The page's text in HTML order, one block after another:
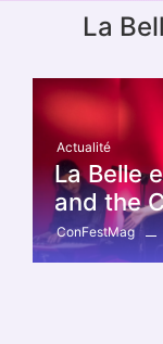
La
Actualité
La Belle
and the
ConFestMag